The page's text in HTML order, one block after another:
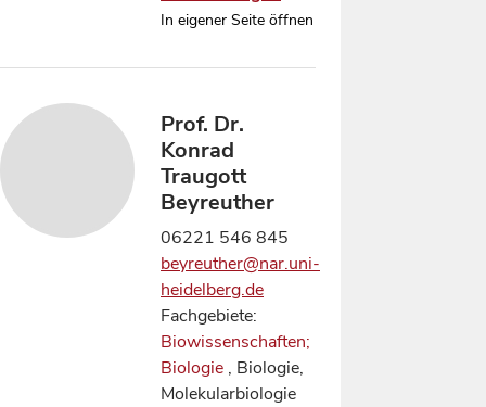
In eigener Seite öffnen
Prof. Dr.
Konrad
Traugott
Beyreuther
06221 546 845
beyreuther@nar.uni-
heidelberg.de
Fachgebiete:
Biowissenschaften;
Biologie , Biologie,
Molekularbiologie